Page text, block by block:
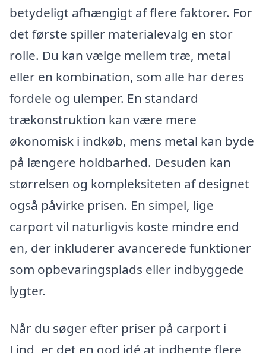
betydeligt afhængigt af flere faktorer. For
det første spiller materialevalg en stor
rolle. Du kan vælge mellem træ, metal
eller en kombination, som alle har deres
fordele og ulemper. En standard
trækonstruktion kan være mere
økonomisk i indkøb, mens metal kan byde
på længere holdbarhed. Desuden kan
størrelsen og kompleksiteten af designet
også påvirke prisen. En simpel, lige
carport vil naturligvis koste mindre end
en, der inkluderer avancerede funktioner
som opbevaringsplads eller indbyggede
lygter.
Når du søger efter priser på carport i
Lind, er det en god idé at indhente flere